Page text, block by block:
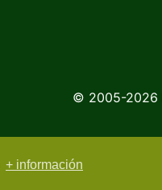
+ información
© 2005-2026